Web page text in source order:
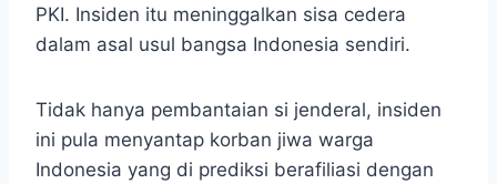
PKI. Insiden itu meninggalkan sisa cedera
dalam asal usul bangsa Indonesia sendiri.
Tidak hanya pembantaian si jenderal, insiden
ini pula menyantap korban jiwa warga
Indonesia yang di prediksi berafiliasi dengan